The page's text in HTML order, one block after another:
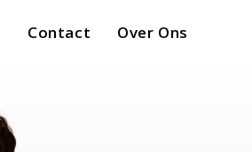
Contact Over Ons